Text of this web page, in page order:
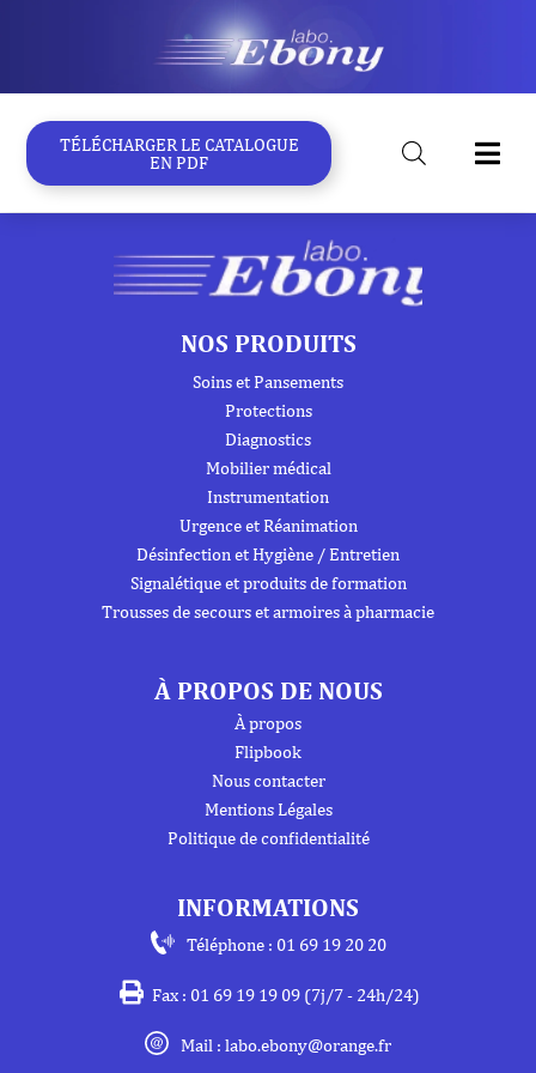
TÉLÉCHARGER LE CATALOGUE
EN PDF
NOS PRODUITS
Soins et Pansements
Protections
Diagnostics
Mobilier médical
Instrumentation
Urgence et Réanimation
Désinfection et Hygiène / Entretien
Signalétique et produits de formation
Trousses de secours et armoires à pharmacie
À PROPOS DE NOUS
À propos
Flipbook
Nous contacter
Mentions Légales
Politique de confidentialité
INFORMATIONS
Téléphone : 01 69 19 20 20
Fax : 01 69 19 19 09 (7j/7 - 24h/24)
Mail : labo.ebony@orange.fr